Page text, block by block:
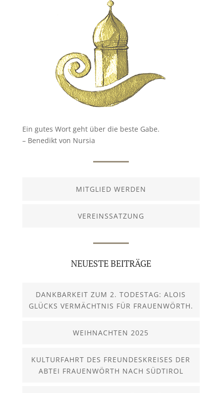
Ein gutes Wort geht über die beste Gabe.
– Benedikt von Nursia
MITGLIED WERDEN
VEREINSSATZUNG
NEUESTE BEITRÄGE
DANKBARKEIT ZUM 2. TODESTAG: ALOIS
GLÜCKS VERMÄCHTNIS FÜR FRAUENWÖRTH.
WEIHNACHTEN 2025
KULTURFAHRT DES FREUNDESKREISES DER
ABTEI FRAUENWÖRTH NACH SÜDTIROL